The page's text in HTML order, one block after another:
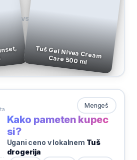
VS
Tuš Gel Nivea Cream Care 500 ml
Mengeš
Kako pameten kupec
si?
Ugani ceno v lokalnem Tuš
drogerija